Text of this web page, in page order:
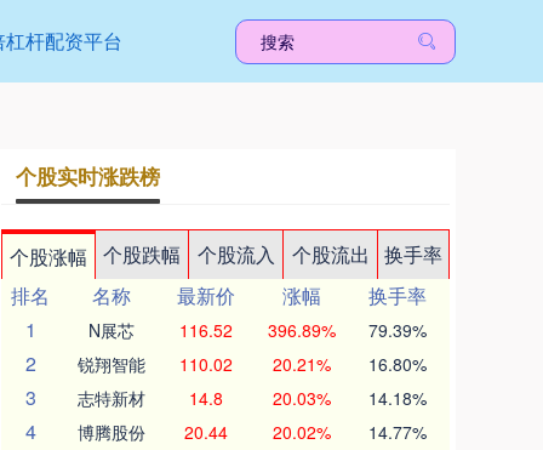
杆配资平台
个股实时涨跌榜
个股涨幅 个股跌幅 个股流入 个股流出
换手率
排名
名称 最新价 涨幅
换手率
1
N展芯 116.52 396.89% 79.39%
2 锐翔智能 110.02 20.21% 16.80%
3 志特新材 14.8 20.03% 14.18%
4 博腾股份 20.44 20.02% 14.77%